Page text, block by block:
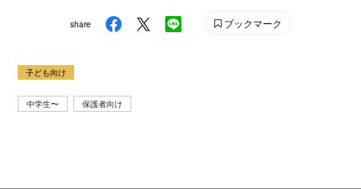
share ブックマーク
子ども向け
中学生〜 保護者向け